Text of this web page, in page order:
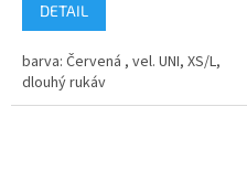
DETAIL
barva: Červená , vel. UNI, XS/L,
dlouhý rukáv